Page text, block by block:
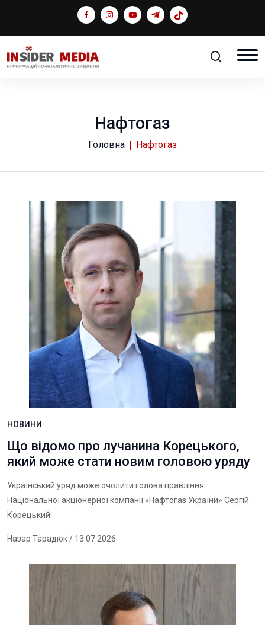
Нафтогаз
Головна Нафтогаз
НОВИНИ
Що відомо про лучанина Корецького,
який може стати новим головою уряду
Український уряд може очолити голова правління
Національної акціонерної компанії «Нафтогаз України» Сергій
Корецький
Назар Тарадюк/ 13.07.2026